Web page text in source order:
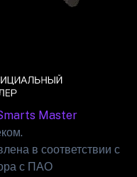
Master
в соответствии с
с ПАО